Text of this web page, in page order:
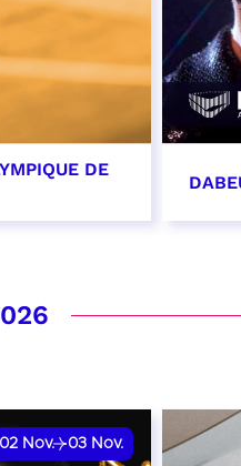
DE
02 Nov. 03 Nov.